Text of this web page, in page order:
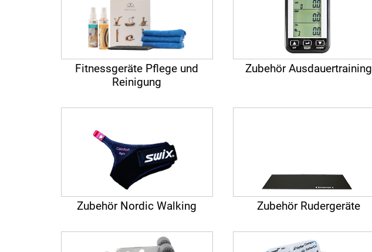
Fitnessgeräte Pflege und
Reinigung
Zubehör Ausdauertraining
Zubehör Nordic Walking Zubehör Rudergeräte